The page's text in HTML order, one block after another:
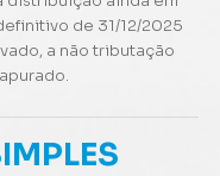
de 31/12/2025
a não tributação